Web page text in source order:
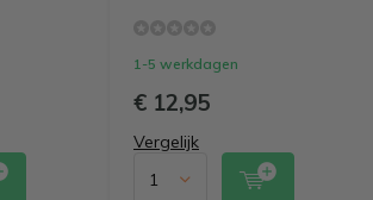
1-5 werkdagen
€ 12,95
Vergelijk